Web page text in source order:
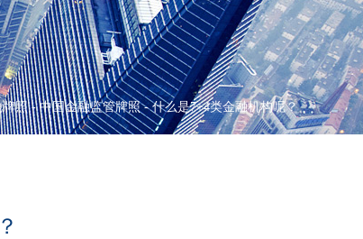
牌照-中国金融监管牌照-什么是7+4类金融机构呢？